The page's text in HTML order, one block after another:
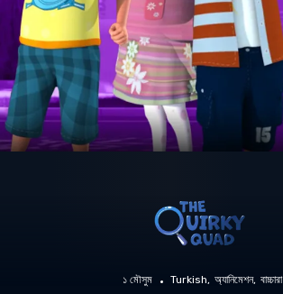
১ মৌসুম Turkish অ্যানিমেশন বাচ্চারা